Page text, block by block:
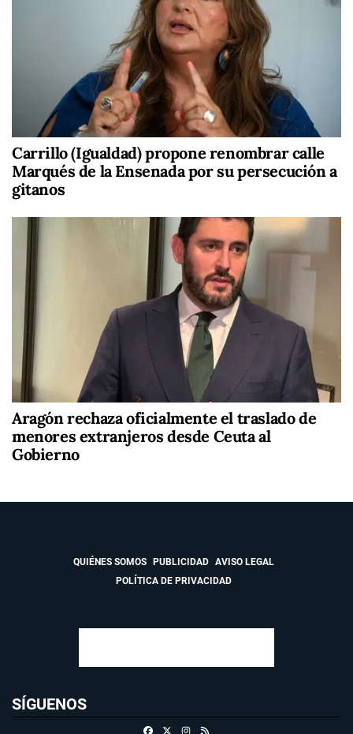
Carrillo (Igualdad) propone renombrar calle
Marqués de la Ensenada por su persecución a
gitanos
Aragón rechaza oficialmente el traslado de
menores extranjeros desde Ceuta al
Gobierno
QUIÉNES SOMOS PUBLICIDAD
AVISO LEGAL
POLÍTICA DE PRIVACIDAD
SÍGUENOS
FacebookInstagram